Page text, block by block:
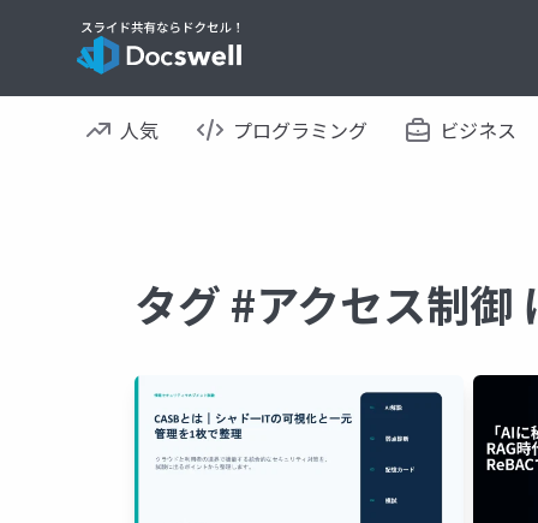
人気 プログラミング ビジネス
タグ #アクセス制御